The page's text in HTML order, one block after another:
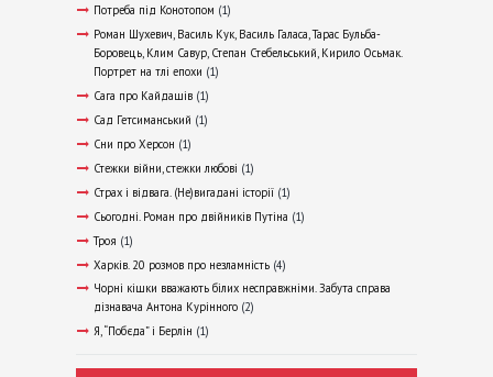
Потреба під Конотопом (1)
Роман Шухевич, Василь Кук, Василь Галаса, Тарас Бульба-
Боровець, Клим Савур, Степан Стебельський, Кирило Осьмак.
Портрет на тлі епохи (1)
Сага про Кайдашів (1)
Сад Гетсиманський (1)
Сни про Херсон (1)
Стежки війни, стежки любові (1)
Страх і відвага. (Не)вигадані історії (1)
Сьогодні. Роман про двійників Путіна (1)
Троя (1)
Харків. 20 розмов про незламність (4)
Чорні кішки вважають білих несправжніми. Забута справа
дізнавача Антона Курінного (2)
Я, “Побєда” і Берлін (1)